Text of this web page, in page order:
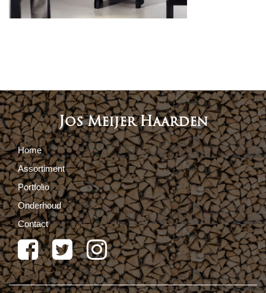
Jos Meijer Haarden
Home
Assortiment
Portfolio
Onderhoud
Contact